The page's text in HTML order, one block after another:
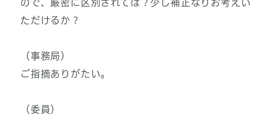
ので、厳密に区別されては？少し補正なりお考えい
ただけるか？
（事務局）
ご指摘ありがたい。
（委員）